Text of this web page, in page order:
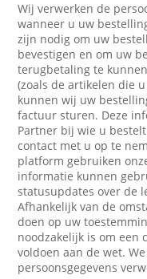
Wij verwerken de
wanneer u uw
zijn nodig om uw
bevestigen en om uw
terugbetaling te
(zoals de artikelen die
kunnen wij uw
factuur sturen. Deze
Partner bij wie u
contact met u op te
platform gebruiken
informatie kunnen
statusupdates over de
Afhankelijk van de
doen op uw
noodzakelijk is om een
voldoen aan de wet.
persoonsgegevens